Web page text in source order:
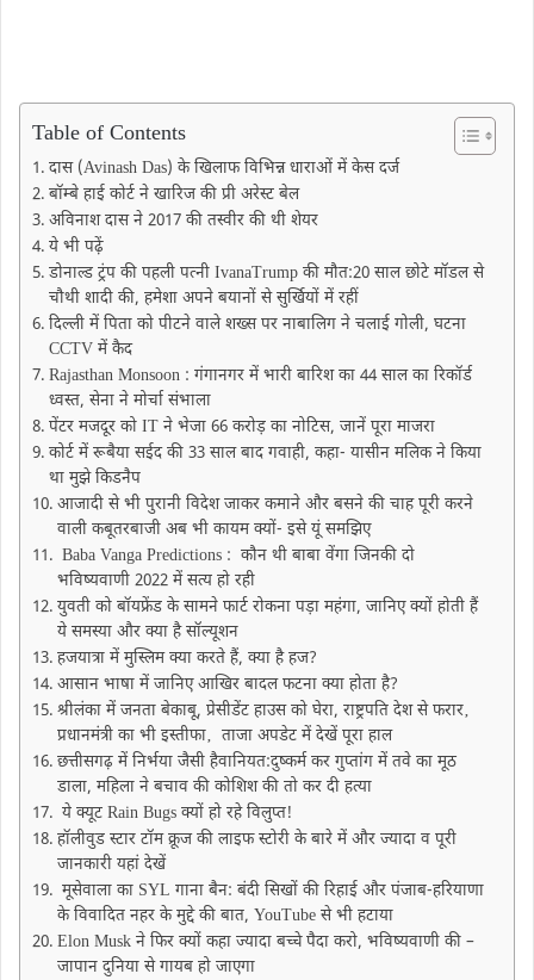
Table of Contents
दास (Avinash Das) के खिलाफ विभिन्न धाराओं में केस दर्ज
बॉम्बे हाई कोर्ट ने खारिज की प्री अरेस्ट बेल
अविनाश दास ने 2017 की तस्वीर की थी शेयर
ये भी पढ़ें
डोनाल्ड ट्रंप की पहली पत्नी IvanaTrump की मौत:20 साल छोटे मॉडल से
चौथी शादी की, हमेशा अपने बयानों से सुर्खियों में रहीं
दिल्ली में पिता को ​पीटने वाले शख्स पर नाबालिग ने चलाई गोली, घटना
CCTV में कैद
Rajasthan Monsoon : गंगानगर में भारी बारिश का 44 साल का रिकॉर्ड
ध्वस्त, सेना ने मोर्चा संभाला
पेंटर मजदूर को IT ने भेजा 66 करोड़ का नोटिस, जानें पूरा माजरा
कोर्ट में रूबैया सईद की 33 साल बाद गवाही, कहा- यासीन मलिक ने किया
था मुझे किडनैप
आजादी से भी पुरानी विदेश जाकर कमाने और बसने की चाह पूरी करने
वाली कबूतरबाजी अब भी कायम क्यों- इसे यूं समझिए
Baba Vanga Predictions : कौन थी बाबा वेंगा जिनकी दो
भविष्यवाणी 2022 में सत्य हो रही
युवती को बॉयफ्रेंड के सामने फार्ट रोकना पड़ा महंगा, जानिए क्यों होती हैं
ये समस्या और क्या है सॉल्यूशन
हजयात्रा में मुस्लिम क्या करते हैं, क्या है हज?
आसान भाषा में जानिए आखिर बादल फटना क्या होता है?
श्रीलंका में जनता बेकाबू, प्रेसीडेंट हाउस को घेरा, राष्ट्रपति देश से फरार‚
प्रधानमंत्री का भी इस्तीफा‚ ताजा अपडेट में देखें पूरा हाल
छत्तीसगढ़ में निर्भया जैसी हैवानियत:दुष्कर्म कर गुप्तांग में तवे का मूठ
डाला, महिला ने बचाव की कोशिश की तो कर दी हत्या
ये क्यूट Rain Bugs क्यों हो रहे विलुप्त!
हॉलीवुड स्टार टॉम क्रूज की लाइफ स्टोरी के बारे में और ज्यादा व पूरी
जानकारी यहां देखें
मूसेवाला का SYL गाना बैन: बंदी सिखों की रिहाई और पंजाब-हरियाणा
के विवादित नहर के मुद्दे की बात, YouTube से भी हटाया
Elon Musk ने फिर क्यों कहा ज्यादा बच्चे पैदा करो, भविष्यवाणी की –
जापान दुनिया से गायब हो जाएगा